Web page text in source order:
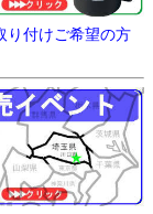
り付けご希望の方